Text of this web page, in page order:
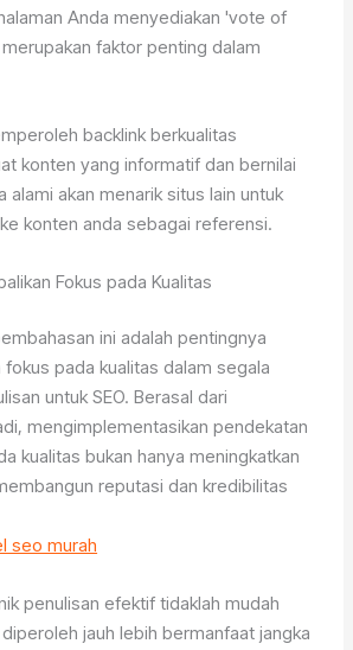
Anda menyediakan 'vote of
faktor penting dalam
backlink berkualitas
konten yang informatif dan bernilai
alami akan menarik situs lain untuk
konten anda sebagai referensi.
Fokus pada Kualitas
ini adalah pentingnya
pada kualitas dalam segala
untuk SEO. Berasal dari
mengimplementasikan pendekatan
kualitas bukan hanya meningkatkan
reputasi dan kredibilitas
seo murah
penulisan efektif tidaklah mudah
jauh lebih bermanfaat jangka